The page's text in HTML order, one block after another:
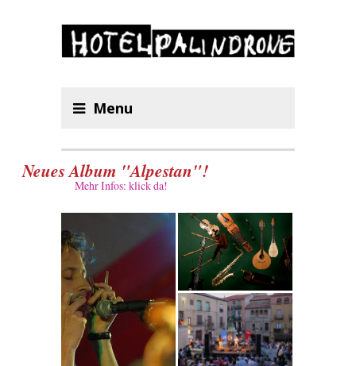
Menu
Neues Album "Alpestan"!
Mehr Infos: klick da!